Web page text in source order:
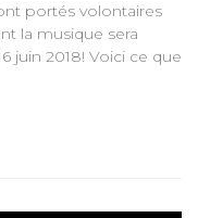
portés volontaires
la musique sera
juin 2018! Voici ce que